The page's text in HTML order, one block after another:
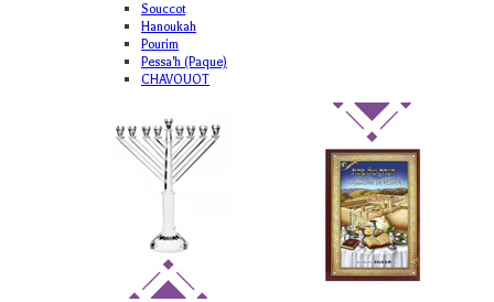
Souccot
Hanoukah
Pourim
Pessa'h (Paque)
CHAVOUOT